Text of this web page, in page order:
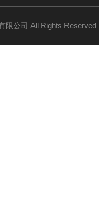
限公司 All Rights